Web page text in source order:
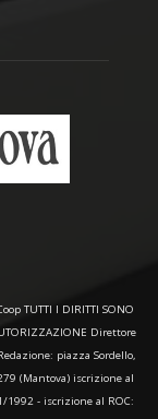
TUTTI I DIRITTI SONO
Direttore
piazza Sordello,
(Mantova) iscrizione al
- iscrizione al ROC: